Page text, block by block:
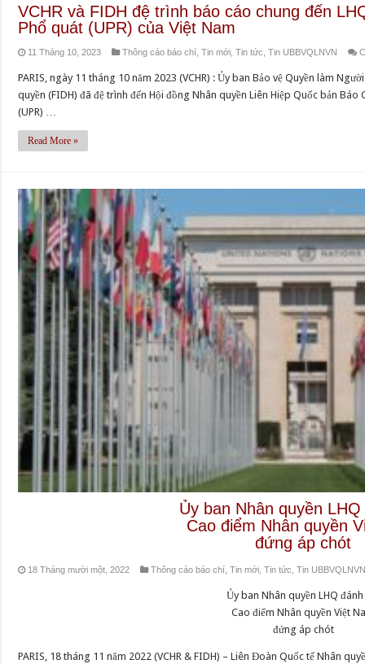
VCHR và FIDH đệ trình báo cáo chung đến
Phổ quát (UPR) của Việt Nam
11 Tháng 10, 2023 Thông cáo báo chí ,Tin mới ,Tin tức ,Tin UBBVQLNVN
PARIS, ngày 11 tháng 10 năm 2023 (VCHR) : Ủy ban Bảo vệ Quyền làm
quyền (FIDH) đã đệ trình đến Hội đồng Nhân quyền Liên Hiệp Quốc bản
(UPR) …
Read More »
Ủy ban Nhân quyền
Cao điểm Nhân quyền
đứng áp chót
18 Tháng mười một, 2022 Thông cáo báo chí ,Tin mới ,Tin tức ,Tin
Ủy ban Nhân quyền LHQ
Cao điểm Nhân quyền Việt
đứng áp chót
PARIS, 18 tháng 11 năm 2022 (VCHR & FIDH) – Liên Đoàn Quốc tế Nhân